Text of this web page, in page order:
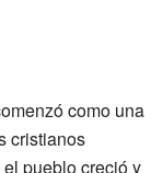
como una
cristianos
el pueblo creció y